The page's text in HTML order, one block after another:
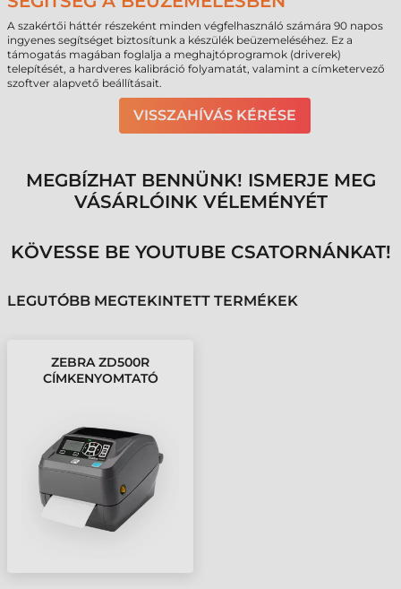
A szakértői háttér részeként minden végfelhasználó számára 90 napos
ingyenes segítséget biztosítunk a készülék beüzemeléséhez. Ez a
támogatás magában foglalja a meghajtóprogramok (driverek)
telepítését, a hardveres kalibráció folyamatát, valamint a címketervező
szoftver alapvető beállításait.
VISSZAHÍVÁS KÉRÉSE
MEGBÍZHAT BENNÜNK! ISMERJE MEG
VÁSÁRLÓINK VÉLEMÉNYÉT
KÖVESSE BE YOUTUBE CSATORNÁNKAT!
LEGUTÓBB MEGTEKINTETT TERMÉKEK
ZEBRA ZD500R
CÍMKENYOMTATÓ